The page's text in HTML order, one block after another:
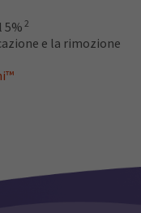
5% 2
e la rimozione